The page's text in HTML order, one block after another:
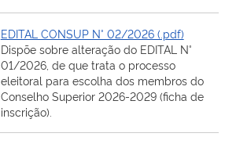
EDITAL CONSUP N° 02/2026 (.pdf)
Dispõe sobre alteração do EDITAL N°
01/2026, de que trata o processo
eleitoral para escolha dos membros do
Conselho Superior 2026-2029 (ficha de
inscrição).